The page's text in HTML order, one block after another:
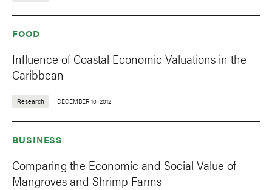
FOOD
Influence of Coastal Economic Valuations in the
Caribbean
Research DECEMBER 10, 2012
BUSINESS
Comparing the Economic and Social Value of
Mangroves and Shrimp Farms